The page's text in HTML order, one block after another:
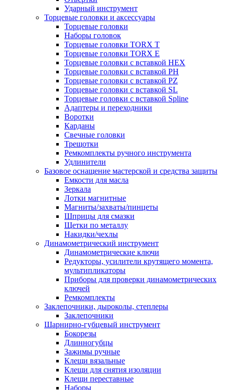
Ударный инструмент
Торцевые головки и аксессуары
Торцевые головки
Наборы головок
Торцевые головки TORX T
Торцевые головки TORX Е
Торцевые головки с вставкой HEX
Торцевые головки с вставкой PH
Торцевые головки с вставкой PZ
Торцевые головки с вставкой SL
Торцевые головки с вставкой Spline
Адаптеры и переходники
Воротки
Карданы
Свечные головки
Трещотки
Ремкомплекты ручного инструмента
Удлинители
Базовое оснащение мастерской и средства защиты
Емкости для масла
Зеркала
Лотки магнитные
Магниты/захваты/пинцеты
Шприцы для смазки
Щетки по металлу
Накидки/чехлы
Динамометрический инструмент
Динамометрические ключи
Редукторы, усилители крутящего момента,
мультипликаторы
Приборы для проверки динамометрических
ключей
Ремкомплекты
Заклепочники, дыроколы, степлеры
Заклепочники
Шарнирно-губцевый инструмент
Бокорезы
Длинногубцы
Зажимы ручные
Клещи вязальные
Клещи для снятия изоляции
Клещи переставные
Наборы